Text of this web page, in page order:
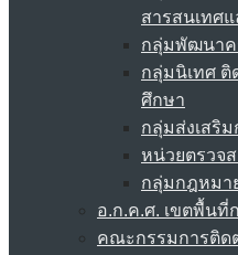
สารสนเทศ
กลุ่มพัฒนาค
กลุ่มนิเทศ ติ
ศึกษา
กลุ่มส่งเสริ
หน่วยตรวจ
กลุ่มกฎหมา
อ.ก.ค.ศ. เขตพื้นที่
คณะกรรมการติด